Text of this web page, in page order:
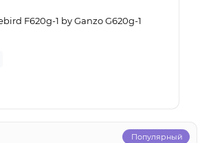
F620g-1 by Ganzo G620g-1
Популярный